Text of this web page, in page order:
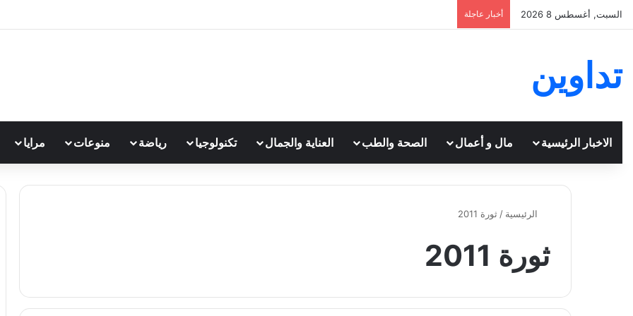
السبت, أغسطس 8 2026 أخبار عاجلة
تداوين
الاخبار الرئيسية مال و أعمال الصحة والطب العناية والجمال تكنولوجيا رياضة منوعات مرايا
الرئيسية / ثورة 2011
ثورة 2011